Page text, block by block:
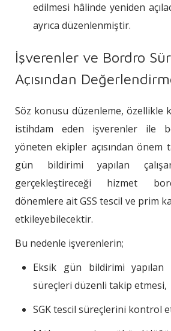
edilmesi hâlinde yeniden
ayrıca düzenlenmiştir.
İşverenler ve Bordro
Açısından
Söz konusu düzenleme, özellikle
istihdam eden işverenler ile
yöneten ekipler açısından önem
gün bildirimi yapılan
gerçekleştireceği hizmet
dönemlere ait GSS tescil ve prim
etkileyebilecektir.
Bu nedenle işverenlerin;
Eksik gün bildirimi yapılan
süreçleri düzenli takip etmesi,
SGK tescil süreçlerini kontrol